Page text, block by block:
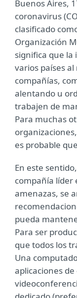
Buenos Aires,
coronavirus
clasificado
Organización
significa que la
varios países
compañías,
alentando u
trabajen de
Para muchas
organizaciones,
es probable
En este
compañía líder
amenazas, se
pueda
Para ser
que todos los
Una
aplicaciones